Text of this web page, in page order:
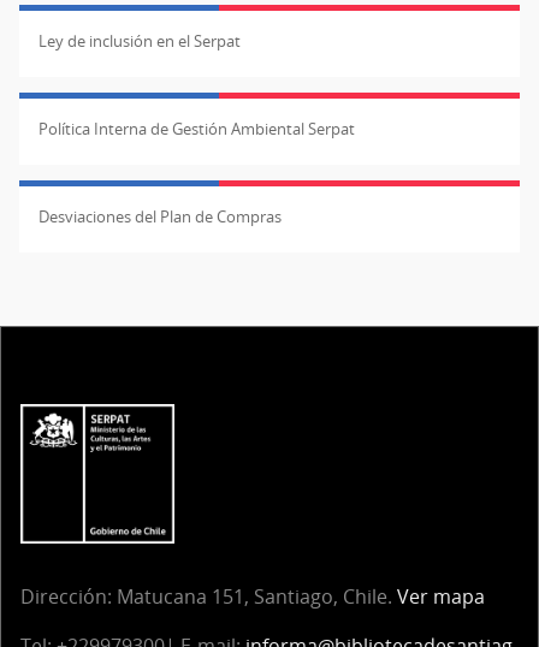
Ley de inclusión en el Serpat
Política Interna de Gestión Ambiental Serpat
Desviaciones del Plan de Compras
Dirección: Matucana 151, Santiago, Chile. Ver mapa